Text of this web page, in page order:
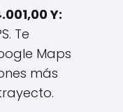
Y:
Te
Maps
más